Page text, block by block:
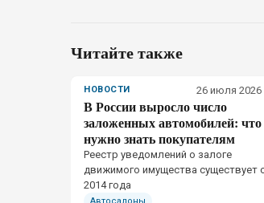
Читайте также
НОВОСТИ 26 июля 2026
В России выросло число
заложенных автомобилей: что
нужно знать покупателям
Реестр уведомлений о залоге
движимого имущества существует
2014 года